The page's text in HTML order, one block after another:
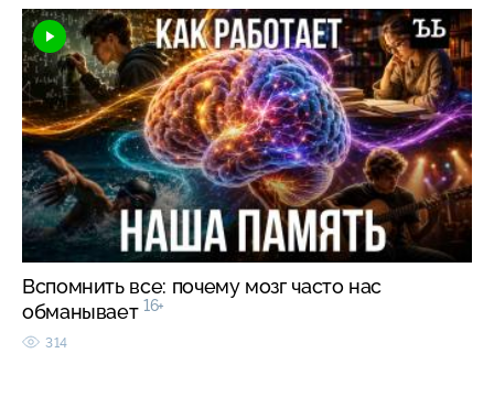
Вспомнить все: почему мозг часто нас
обманывает 16+
314